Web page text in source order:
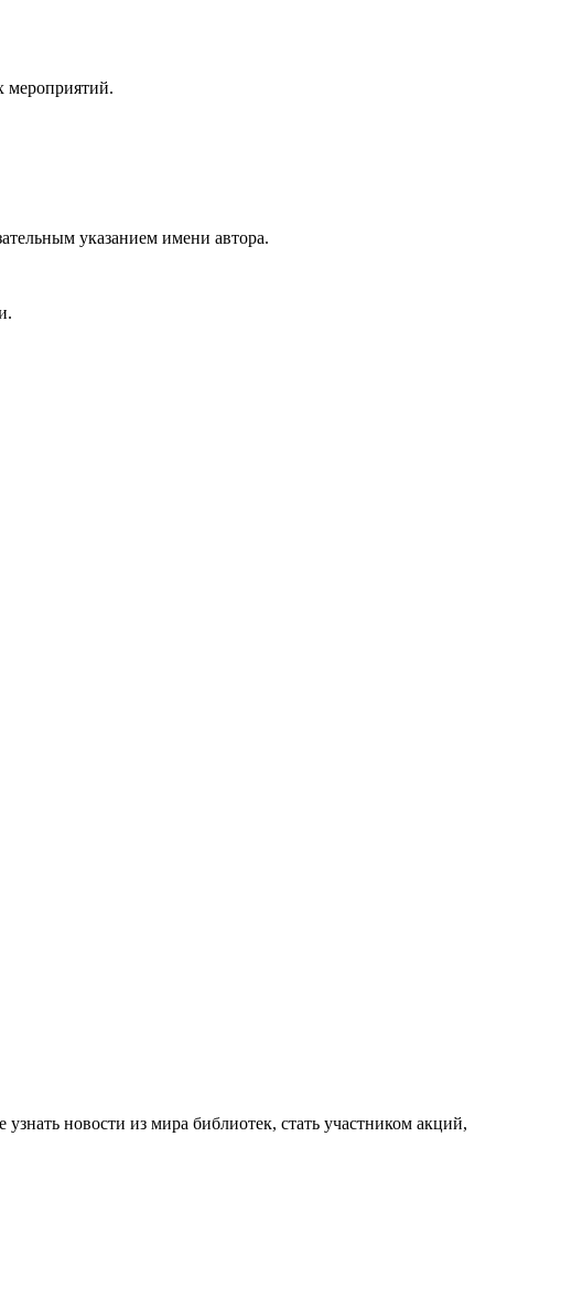
мероприятий.
указанием имени автора.
новости из мира библиотек, стать участником акций,